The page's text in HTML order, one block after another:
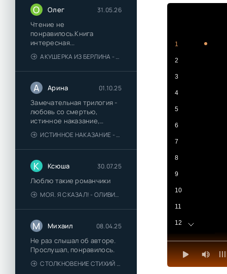
О Олег 31.05.26
Чтение не
понравилось.Книга
интересная...
АКУШЕРКА ИЗ БЕРЛИНА - АННА СТЮАРТ
А Арина 01.10.25
Замечательная трилогия -
любовь со смертью,
истинное наказание,
любимая для монстра -
понравились
ИСТИННОЕ НАКАЗАНИЕ - ОЛЬГА ГУСЕЙНОВА
К Ксюша 30.07.25
Люблю такие романчики
МОЯ. Я СКАЗАЛ! - ОЛИВИЯ ЛЕЙК
М Михаил 08.04.25
Не раз слышал об авторе.
Прослушал, понравилось.
СТОЛКНОВЕНИЕ СТИХИЙ - ВАЛЕРИЙ ГУМИНСКИЙ
1
2
3
4
5
6
7
8
9
10
11
12
13